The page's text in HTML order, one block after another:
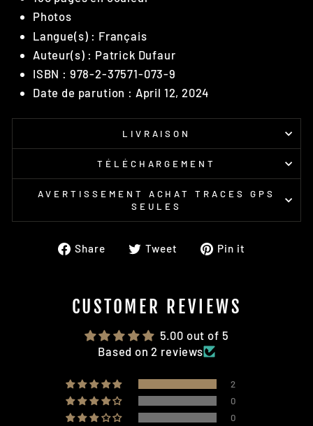
Photos
Langue(s) : Français
Auteur(s) : Patrick Dufaur
ISBN : 978-2-37571-073-9
Date de parution : April 12, 2024
LIVRAISON
TÉLÉCHARGEMENT
AVERTISSEMENT ACHAT TRACES GPS
SEULES
Share
ShareTweet
TweetPin it
CUSTOMER REVIEWS
5.00 out of 5
Based on 2 reviews
2
0
0